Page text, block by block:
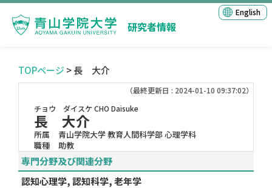
研究者情報
English
TOPページ > 長 大介
（最終更新日 : 2024-01-10 09:37:02）
チョウ ダイスケ CHO Daisuke
長 大介
所属
青山学院大学 教育人間科学部 心理学科
職種
助教
専門分野及び関連分野
認知心理学, 認知科学, 老年学